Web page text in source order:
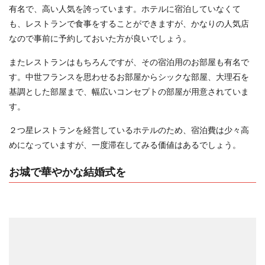
有名で、高い人気を誇っています。ホテルに宿泊していなくて
も、レストランで食事をすることができますが、かなりの人気店
なので事前に予約しておいた方が良いでしょう。
またレストランはもちろんですが、その宿泊用のお部屋も有名で
す。中世フランスを思わせるお部屋からシックな部屋、大理石を
基調とした部屋まで、幅広いコンセプトの部屋が用意されていま
す。
２つ星レストランを経営しているホテルのため、宿泊費は少々高
めになっていますが、一度滞在してみる価値はあるでしょう。
お城で華やかな結婚式を